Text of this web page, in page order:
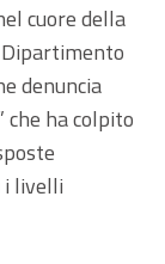
cuore della
denuncia
che ha colpito
i livelli